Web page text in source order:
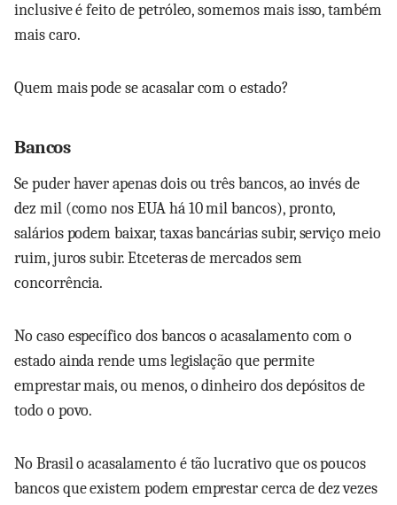
inclusive é feito de petróleo, somemos mais isso, também
mais caro.
Quem mais pode se acasalar com o estado?
Bancos
Se puder haver apenas dois ou três bancos, ao invés de
dez mil (como nos EUA há 10 mil bancos), pronto,
salários podem baixar, taxas bancárias subir, serviço meio
ruim, juros subir. Etceteras de mercados sem
concorrência.
No caso específico dos bancos o acasalamento com o
estado ainda rende ums legislação que permite
emprestar mais, ou menos, o dinheiro dos depósitos de
todo o povo.
No Brasil o acasalamento é tão lucrativo que os poucos
bancos que existem podem emprestar cerca de dez vezes